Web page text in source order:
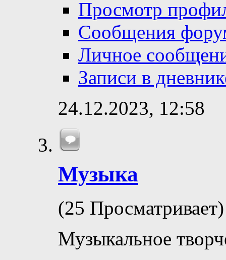
Просмотр
Сообщения
Личное
Записи в
24.12.2023, 12:58
Музыка
(25 Просматривает)
Музыкальное